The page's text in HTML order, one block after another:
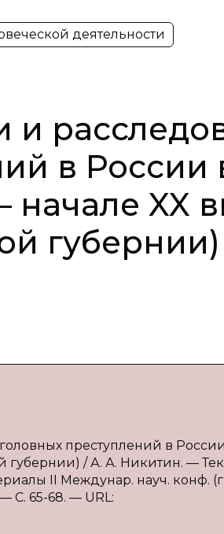
деятельности
и
в России
XX
губернии)
преступлений в
губернии) / А. А. Никитин. —
II Междунар. науч. конф.
С. 65-68. — URL: